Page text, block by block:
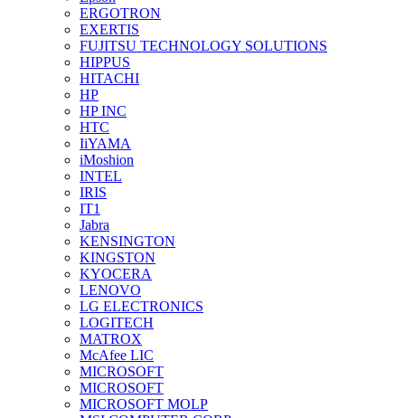
ERGOTRON
EXERTIS
FUJITSU TECHNOLOGY SOLUTIONS
HIPPUS
HITACHI
HP
HP INC
HTC
IiYAMA
iMoshion
INTEL
IRIS
IT1
Jabra
KENSINGTON
KINGSTON
KYOCERA
LENOVO
LG ELECTRONICS
LOGITECH
MATROX
McAfee LIC
MICROSOFT
MICROSOFT
MICROSOFT MOLP